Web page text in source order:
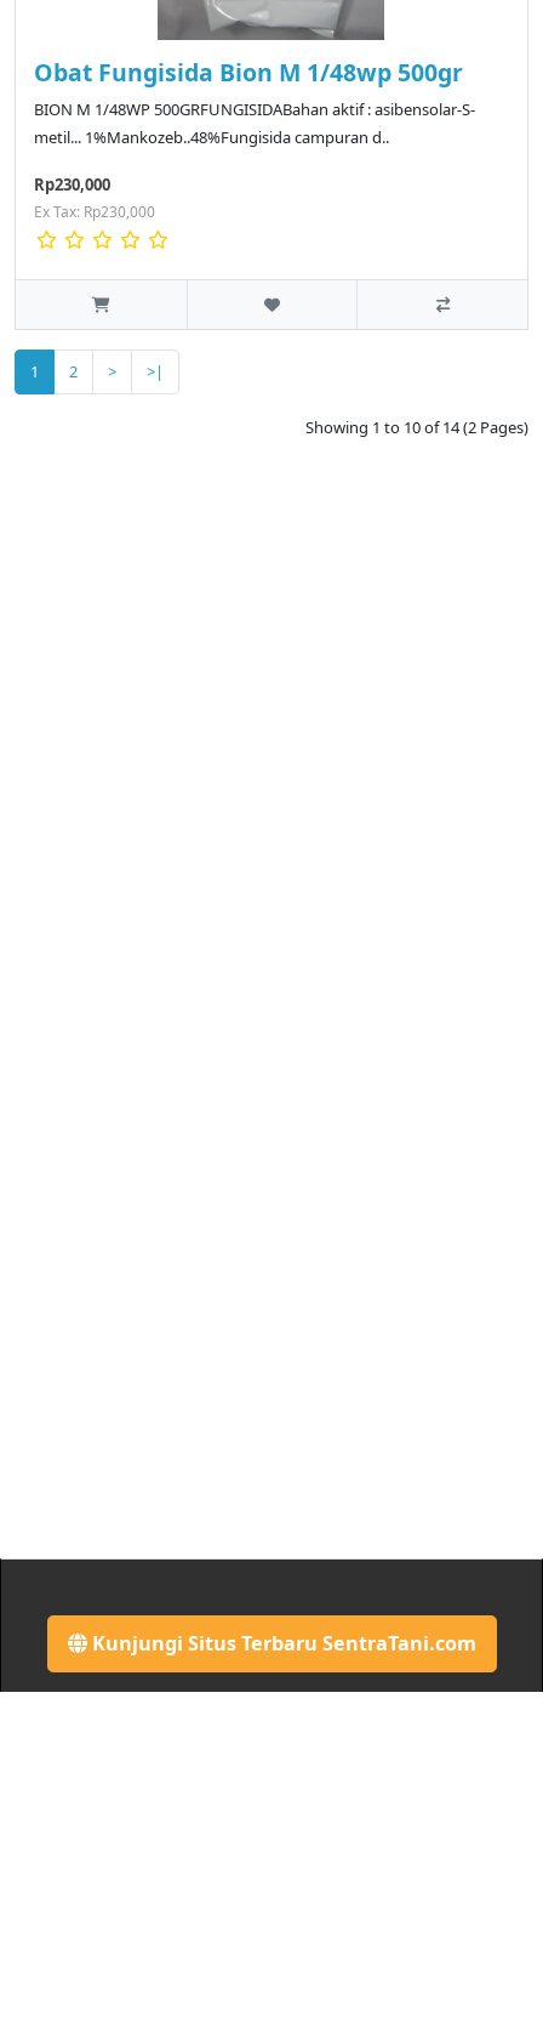
Obat Fungisida Bion M 1/48wp 500gr
BION M 1/48WP 500GRFUNGISIDABahan aktif : asibensolar-S-
metil... 1%Mankozeb..48%Fungisida campuran d..
Rp230,000
Ex Tax: Rp230,000
1 2 > >|
Showing 1 to 10 of 14 (2 Pages)
Kunjungi Situs Terbaru SentraTani.com